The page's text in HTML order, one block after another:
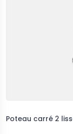
Poteau carré 2